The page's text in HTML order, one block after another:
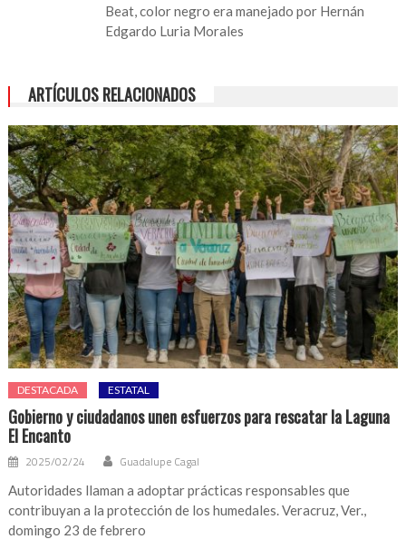
Beat, color negro era manejado por Hernán
Edgardo Luria Morales
ARTÍCULOS RELACIONADOS
DESTACADA ESTATAL
Gobierno y ciudadanos unen esfuerzos para rescatar la Laguna
El Encanto
2025/02/24 Guadalupe Cagal
Autoridades llaman a adoptar prácticas responsables que
contribuyan a la protección de los humedales. Veracruz, Ver.,
domingo 23 de febrero